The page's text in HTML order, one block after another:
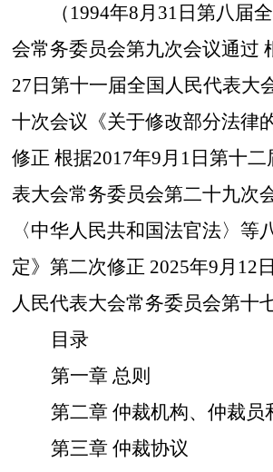
（ 1994年8月31日第八届
会常务委员会第九次会议通过
27日第十一届全国人民代表大
十次会议《关于修改部分法律
修正 根据2017年9月1日第十
表大会常务委员会第二十九次
〈中华人民共和国法官法〉等
定》第二次修正 2025年9月12
人民代表大会常务委员会第十
目录
第一章 总则
第二章 仲裁机构、仲裁员
第三章 仲裁协议